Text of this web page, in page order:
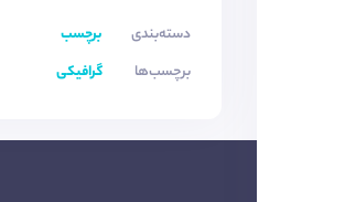
دسته‌بندی
برچسب
برچسب‌ها
گرافیکی